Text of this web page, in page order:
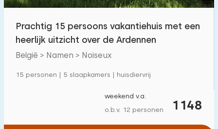
Prachtig 15 persoons vakantiehuis met een
heerlijk uitzicht over de Ardennen
België > Namen > Noiseux
15 personen | 5 slaapkamers | huisdiervrij
1148
weekend v.a.
o.b.v. 12 personen